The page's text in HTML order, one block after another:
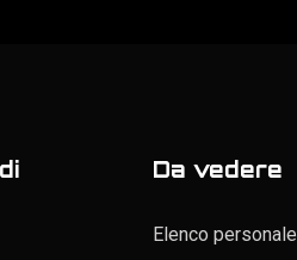
Da vedere
Elenco personale